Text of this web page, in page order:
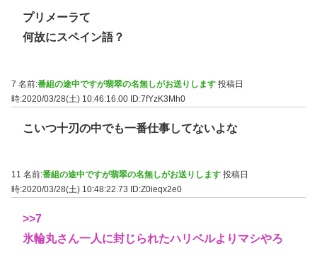
プリメーラて
何故にスペイン語？
7 名前:番組の途中ですが翡翠の名無しがお送りします 投稿日
時:2020/03/28(土) 10:46:16.00 ID:7fYzK3Mh0
こいつ十刃の中でも一番仕事してないよな
11 名前:番組の途中ですが翡翠の名無しがお送りします 投稿日
時:2020/03/28(土) 10:48:22.73
ID:Z0ieqx2e0
>>7
氷輪丸さん一人に封じられたハリベルよりマシやろ